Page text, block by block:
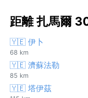
距離 扎馬爾
🇾🇪 伊卜
68 km
🇾🇪 濟蘇法勒
85 km
🇾🇪 塔伊茲